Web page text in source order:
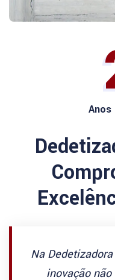
Anos
Na
inovação